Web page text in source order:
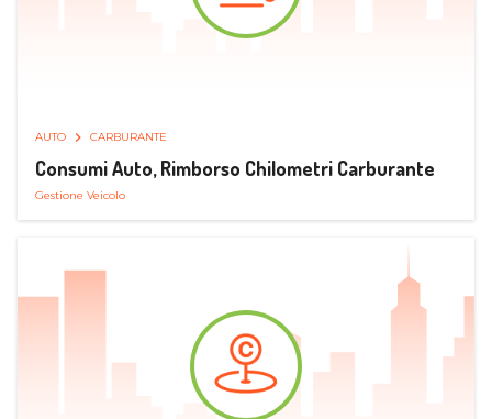
AUTO CARBURANTE
Consumi Auto, Rimborso Chilometri Carburante
Gestione Veicolo